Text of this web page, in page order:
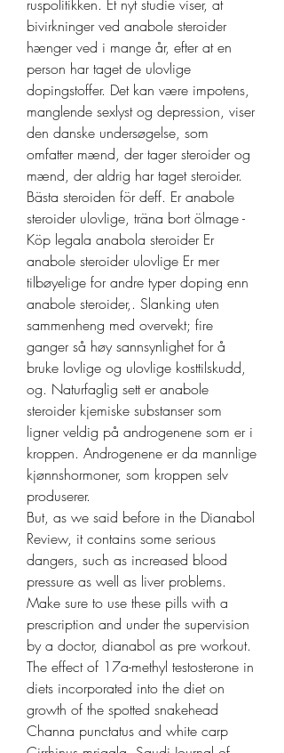
ruspolitikken. Et nyt studie viser, at
bivirkninger ved anabole steroider
hænger ved i mange år, efter at en
person har taget de ulovlige
dopingstoffer. Det kan være impotens,
manglende sexlyst og depression, viser
den danske undersøgelse, som
omfatter mænd, der tager steroider og
mænd, der aldrig har taget steroider.
Bästa steroiden för deff. Er anabole
steroider ulovlige, träna bort ölmage -
Köp legala anabola steroider Er
anabole steroider ulovlige Er mer
tilbøyelige for andre typer doping enn
anabole steroider,. Slanking uten
sammenheng med overvekt; fire
ganger så høy sannsynlighet for å
bruke lovlige og ulovlige kosttilskudd,
og. Naturfaglig sett er anabole
steroider kjemiske substanser som
ligner veldig på androgenene som er i
kroppen. Androgenene er da mannlige
kjønnshormoner, som kroppen selv
produserer.
But, as we said before in the Dianabol
Review, it contains some serious
dangers, such as increased blood
pressure as well as liver problems.
Make sure to use these pills with a
prescription and under the supervision
by a doctor, dianabol as pre workout.
The effect of 17a-methyl testosterone in
diets incorporated into the diet on
growth of the spotted snakehead
Channa punctatus and white carp